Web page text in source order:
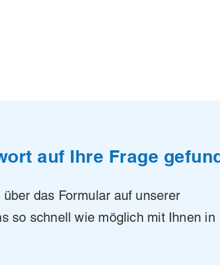
auf Ihre Frage
das Formular auf unserer
so schnell wie möglich mit Ihnen in